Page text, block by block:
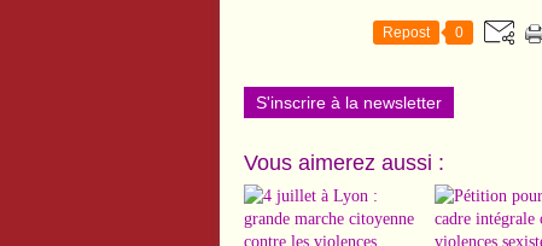
Repost 0
S'inscrire à la newsletter
Vous aimerez aussi :